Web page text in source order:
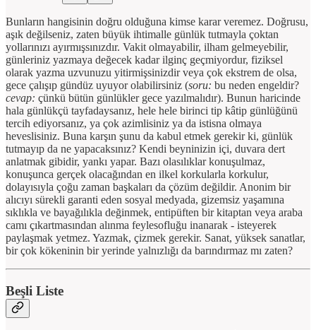
Bunların hangisinin doğru olduğuna kimse karar veremez. Doğrusu,
aşık değilseniz, zaten büyük ihtimalle günlük tutmayla çoktan
yollarınızı ayırmışsınızdır. Vakit olmayabilir, ilham gelmeyebilir,
günleriniz yazmaya değecek kadar ilginç geçmiyordur, fiziksel
olarak yazma uzvunuzu yitirmişsinizdir veya çok ekstrem de olsa,
gece çalışıp gündüz uyuyor olabilirsiniz (soru: bu neden engeldir?
cevap: çünkü bütün günlükler gece yazılmalıdır). Bunun haricinde
hala günlükçü tayfadaysanız, hele hele birinci tip kâtip günlüğünü
tercih ediyorsanız, ya çok azimlisiniz ya da istisna olmaya
heveslisiniz. Buna karşın şunu da kabul etmek gerekir ki, günlük
tutmayıp da ne yapacaksınız? Kendi beyninizin içi, duvara dert
anlatmak gibidir, yankı yapar. Bazı olasılıklar konuşulmaz,
konuşunca gerçek olacağından en ilkel korkularla korkulur,
dolayısıyla çoğu zaman başkaları da çözüm değildir. Anonim bir
alıcıyı sürekli garanti eden sosyal medyada, gizemsiz yaşamına
sıklıkla ve bayağılıkla değinmek, entipüften bir kitaptan veya araba
camı çıkartmasından alınma feylesofluğu inanarak - isteyerek
paylaşmak yetmez. Yazmak, çizmek gerekir. Sanat, yüksek sanatlar,
bir çok kökeninin bir yerinde yalnızlığı da barındırmaz mı zaten?
Beşli Liste